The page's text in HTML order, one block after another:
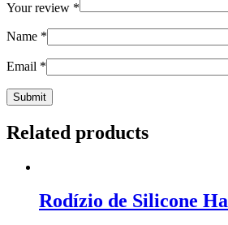
Your review *
Name *
Email *
Related products
Rodízio de Silicone